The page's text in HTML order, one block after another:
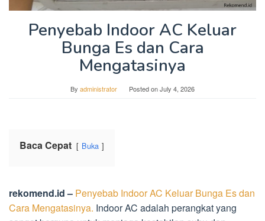
Penyebab Indoor AC Keluar
Bunga Es dan Cara
Mengatasinya
By administrator Posted onJuly 4, 2026
Baca Cepat Buka
rekomend.id – Penyebab Indoor AC Keluar Bunga Es dan
Cara Mengatasinya. Indoor AC adalah perangkat yang